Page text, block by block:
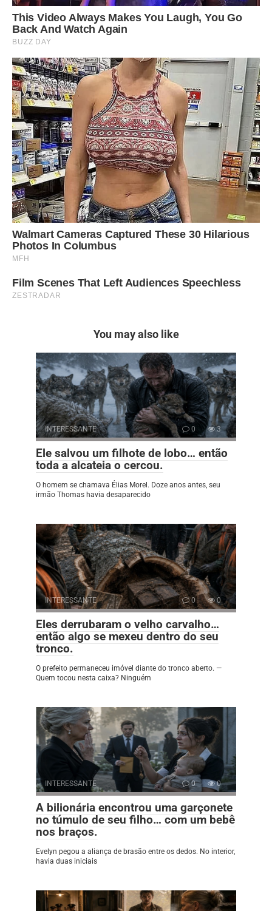
You may also like
INTERESSANTE 0 3
Ele salvou um filhote de lobo… então
toda a alcateia o cercou.
O homem se chamava Élias Morel. Doze anos antes, seu
irmão Thomas havia desaparecido
INTERESSANTE 0 0
Eles derrubaram o velho carvalho…
então algo se mexeu dentro do seu
tronco.
O prefeito permaneceu imóvel diante do tronco aberto. —
Quem tocou nesta caixa? Ninguém
INTERESSANTE 0 0
A bilionária encontrou uma garçonete
no túmulo de seu filho… com um bebê
nos braços.
Evelyn pegou a aliança de brasão entre os dedos. No interior,
havia duas iniciais